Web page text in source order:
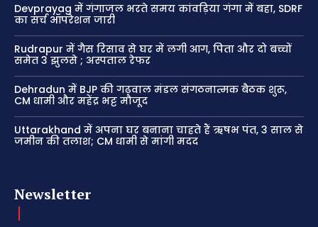
Devprayag में गंगाजल भरते समय कांवड़िया गंगा में बहा, SDRF
का सर्च ऑपरेशन जारी
Rudrapur में गैस रिसाव से घर में लगी आग, पिता और दो बच्चों
समेत 3 झुलसे ; अस्पताल रेफर
Dehradun में BJP की गढ़वाल मंडल संगठनात्मक बैठक शुरू,
CM धामी और महेंद्र भट्ट मौजूद
Uttarakhand में अपना घर बनाना चाहते हैं ऋषभ पंत, 3 साल से
जमीन की तलाश; CM धामी से मांगी मदद
Newsletter